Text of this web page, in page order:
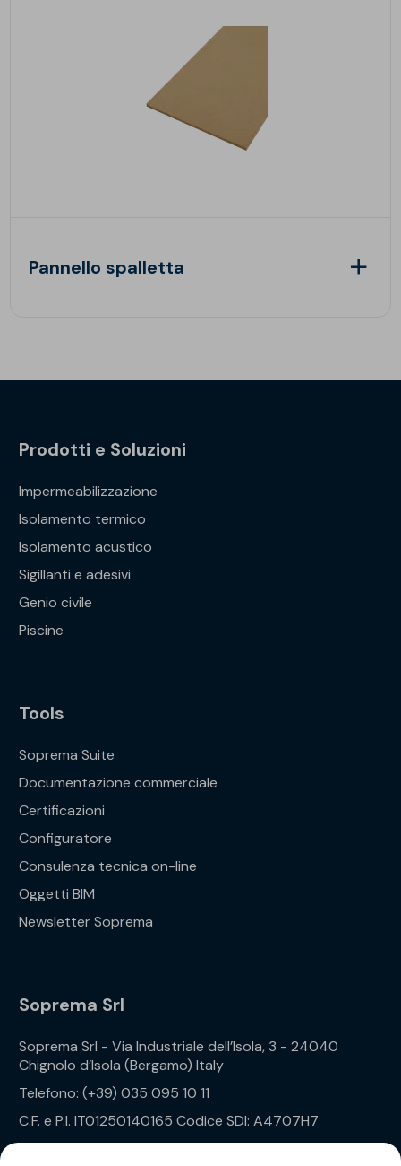
Pannello spalletta
Prodotti e Soluzioni
Impermeabilizzazione
Isolamento termico
Isolamento acustico
Sigillanti e adesivi
Genio civile
Piscine
Tools
Soprema Suite
Documentazione commerciale
Certificazioni
Configuratore
Consulenza tecnica on-line
Oggetti BIM
Newsletter Soprema
Soprema Srl
Soprema Srl - Via Industriale dell’Isola, 3 - 24040
Chignolo d’Isola (Bergamo) Italy
Telefono: (+39) 035 095 10 11
C.F. e P.I. IT01250140165 Codice SDI: A4707H7
Privacy Policy